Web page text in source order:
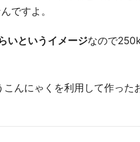
ですよ。
いというイメージなので
んにゃくを利用して作った